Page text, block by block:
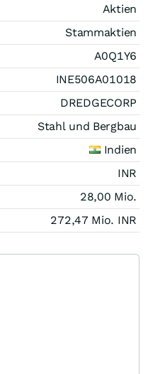
Aktien
Stammaktien
A0Q1Y6
INE506A01018
DREDGECORP
Stahl und Bergbau
Indien
INR
28,00 Mio.
272,47 Mio. INR